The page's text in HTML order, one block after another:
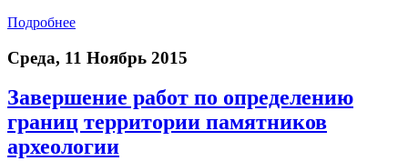
Подробнее
Среда, 11 Ноябрь 2015
Завершение работ по определению
границ территории памятников
археологии